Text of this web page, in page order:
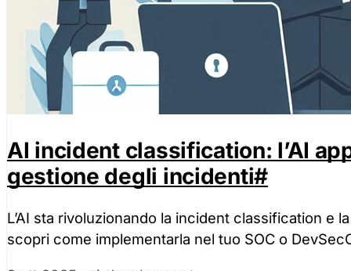
AI incident classification: l’AI
gestione degli incidenti#
L’AI sta rivoluzionando la incident classification e
scopri come implementarla nel tuo SOC o